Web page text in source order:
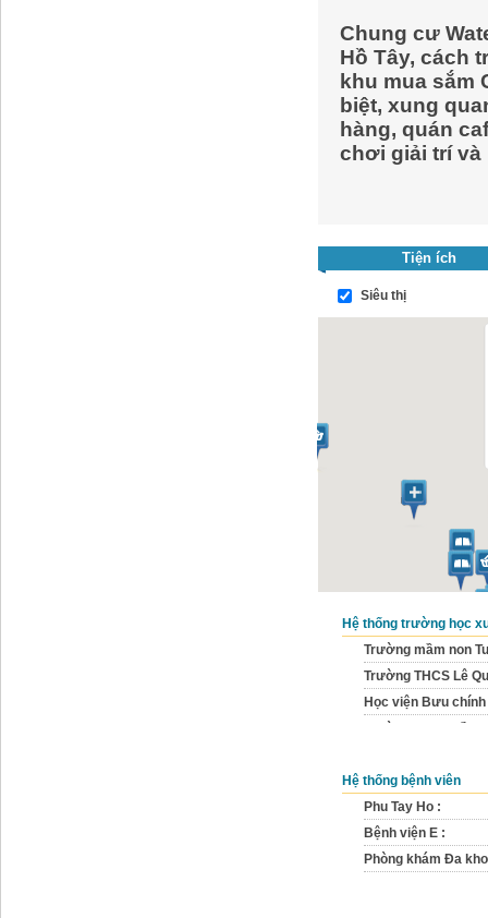
Chung cư
Hồ Tây, cách
khu mua sắm
biệt, xung
hàng, quán
chơi giải trí và
Tiện ích
Siêu thị
Hệ thống trường học
Trường mầm non
Trường THCS Lê
Học viện Bưu
Trường THCS
Hệ thống bệnh viên
Phu Tay Ho :
Bệnh viện E :
Phòng khám Đa